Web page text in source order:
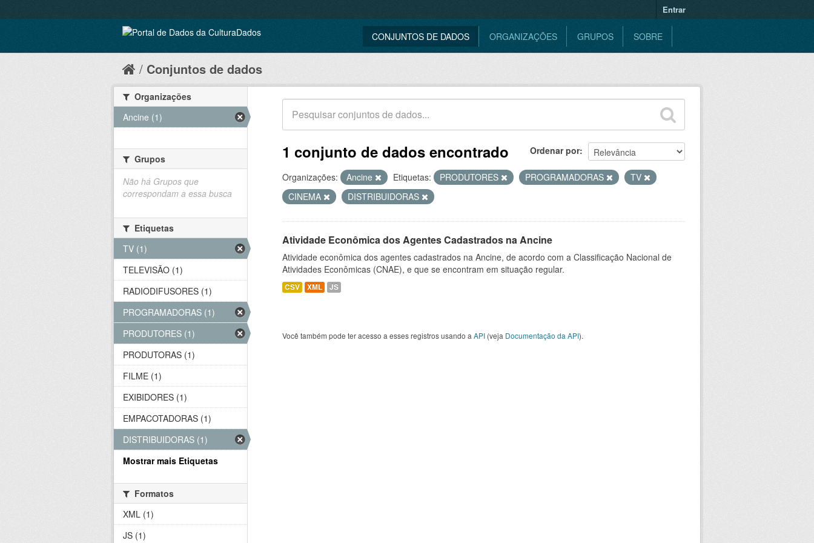
Entrar
CONJUNTOS DE DADOS ORGANIZAÇÕES GRUPOS SOBRE
Conjuntos de dados
Ordenar por
1 conjunto de dados encontrado
Organizações: Ancine Etiquetas: PRODUTORES PROGRAMADORAS
TV
CINEMA
DISTRIBUIDORAS
Atividade Econômica dos Agentes Cadastrados na Ancine
Atividade econômica dos agentes cadastrados na Ancine, de acordo com a Classificação Nacional de
Atividades Econômicas (CNAE), e que se encontram em situação regular.
CSV XML JS
Você também pode ter acesso a esses registros usando a API (veja Documentação da API).
Organizações
Ancine (1)
Grupos
Não há Grupos que
correspondam a essa busca
Etiquetas
TV (1)
TELEVISÃO (1)
RADIODIFUSORES (1)
PROGRAMADORAS (1)
PRODUTORES (1)
PRODUTORAS (1)
FILME (1)
EXIBIDORES (1)
EMPACOTADORAS (1)
DISTRIBUIDORAS (1)
Mostrar mais Etiquetas
Formatos
XML (1)
JS (1)